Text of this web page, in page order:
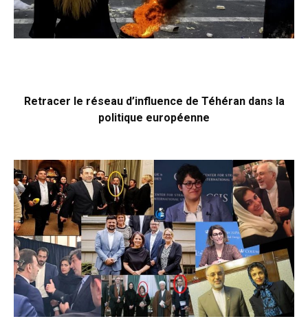
Retracer le réseau d’influence de Téhéran dans la
politique européenne